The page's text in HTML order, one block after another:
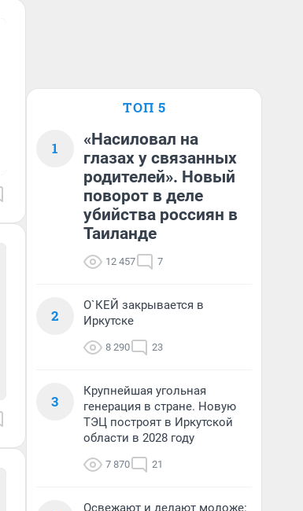
ТОП 5
1
«Насиловал на
глазах у связанных
родителей». Новый
поворот в деле
убийства россиян в
Таиланде
12 457 7
2
О`КЕЙ закрывается в
Иркутске
8 290 23
3
Крупнейшая угольная
генерация в стране. Новую
ТЭЦ построят в Иркутской
области в 2028 году
7 870 21
Освежают и делают моложе: